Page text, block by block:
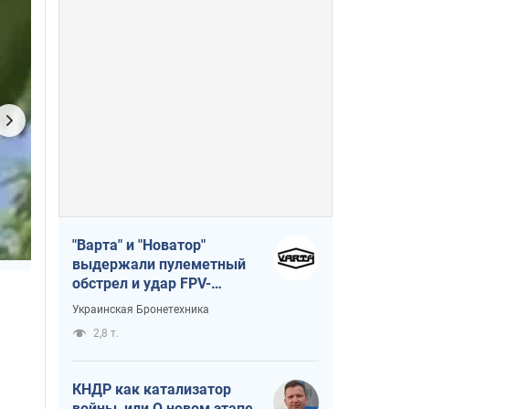
"Варта" и "Новатор"
выдержали пулеметный
обстрел и удар FPV-
дрона, сохранив жизнь
Украинская Бронетехника
2,8 т.
КНДР как катализатор